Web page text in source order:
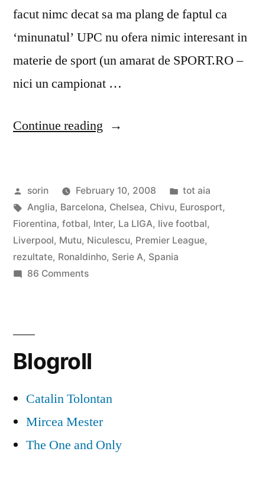
facut nimc decat sa ma plang de faptul ca
‘minunatul’ UPC nu ofera nimic interesant in
materie de sport (un amarat de SPORT.RO –
nici un campionat …
Continue reading “Fotbal,
iar
fotbal”
Posted
by
sorin February 10, 2008
Posted
in
tot aia
Tags:
Anglia, Barcelona, Chelsea, Chivu, Eurosport,
Fiorentina, fotbal, Inter, La LIGA, live footbal,
Liverpool, Mutu, Niculescu, Premier League,
rezultate, Ronaldinho, Serie A, Spania
86 Commentson
fotbal
Blogroll
Catalin Tolontan
Mircea Mester
The One and Only